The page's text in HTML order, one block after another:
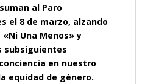
al Paro
el 8 de marzo, alzando
Una Menos» y
subsiguientes
en nuestro
equidad de género.